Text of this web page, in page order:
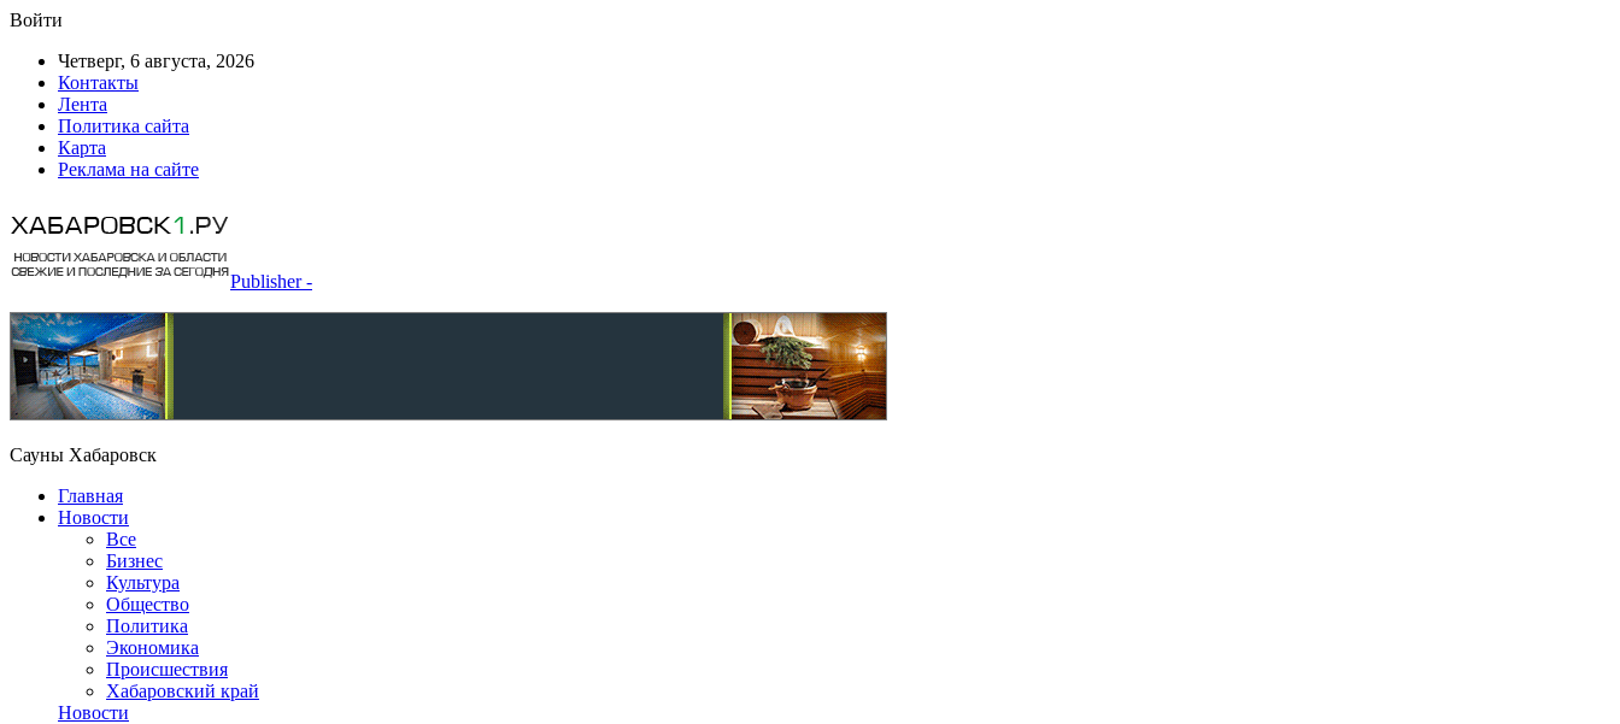
Войти
Четверг, 6 августа, 2026
Контакты
Лента
Политика сайта
Карта
Реклама на сайте
Publisher -
Сауны Хабаровск
Главная
Новости
Все
Бизнес
Культура
Общество
Политика
Экономика
Происшествия
Хабаровский край
Новости